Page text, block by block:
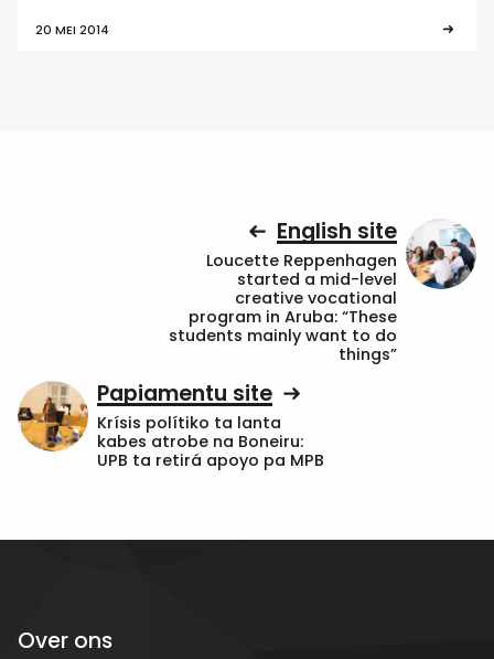
20 MEI 2014
English site
Loucette Reppenhagen
started a mid-level
creative vocational
program in Aruba: “These
students mainly want to do
things”
Papiamentu site
Krísis polítiko ta lanta
kabes atrobe na Boneiru:
UPB ta retirá apoyo pa MPB
Over ons